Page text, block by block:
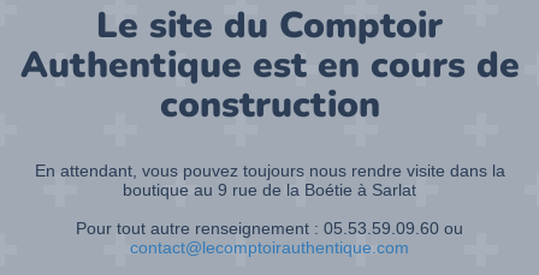
Le site du Comptoir
Authentique est en cours de
construction
En attendant, vous pouvez toujours nous rendre visite dans la
boutique au 9 rue de la Boétie à Sarlat
Pour tout autre renseignement : 05.53.59.09.60 ou
contact@lecomptoirauthentique.com